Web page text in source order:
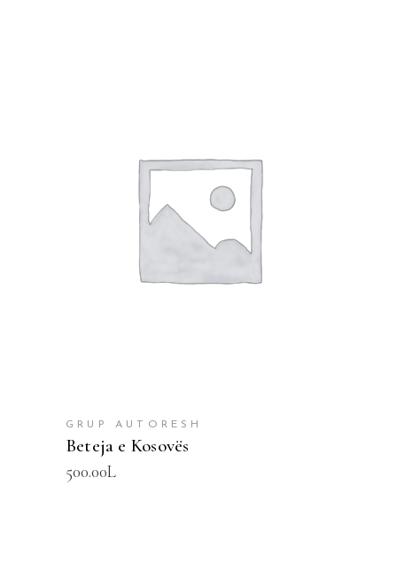
SHTOJE NË SHPORTË
GRUP AUTORESH
Beteja e Kosovës
500.00L